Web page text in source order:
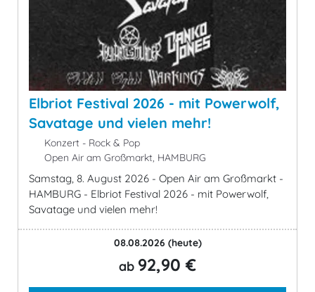
Elbriot Festival 2026 - mit Powerwolf,
Savatage und vielen mehr!
Konzert - Rock & Pop
Open Air am Großmarkt, HAMBURG
Samstag, 8. August 2026 - Open Air am Großmarkt -
HAMBURG - Elbriot Festival 2026 - mit Powerwolf,
Savatage und vielen mehr!
08.08.2026 (heute)
ab 92,90 €